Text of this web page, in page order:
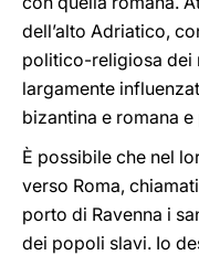
dell’alto Adriatico,
politico-religiosa dei
largamente
bizantina e romana
È possibile che nel
verso Roma,
porto di Ravenna i
dei popoli slavi. Io